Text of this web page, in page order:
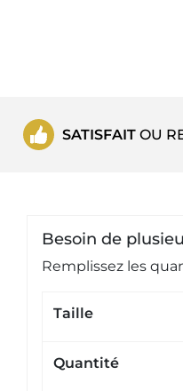
SATISFAITOU
Besoin de
Remplissez les
Taille
Quantité